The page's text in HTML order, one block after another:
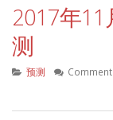
2017年
测
预测